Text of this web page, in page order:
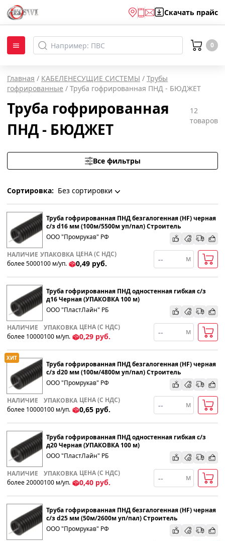
Скачать прайс
0
Главная / КАБЕЛЕНЕСУЩИЕ СИСТЕМЫ / Трубы
гофрированные / Труба гофрированная ПНД - БЮДЖЕТ
Труба гофрированная
ПНД - БЮДЖЕТ
12
товаров
Все фильтры
Сортировка: Без сортировки
Без сортировки
По наименованию
Популярности
Возрастанию цены
Убыванию цены
Труба гофрированная ПНД безгалогенная (HF) черная
с/з d16 мм (100м/5500м уп/пал) Строитель
ООО "Промрукав" РФ
НАЛИЧИЕ
более 5000
УПАКОВКА
100 м/уп.
ЦЕНА (С НДС)
0,49 руб.
м
Труба гофрированная ПНД одностенная гибкая с/з
д16 Черная (УПАКОВКА 100 м)
ООО "ПластЛайн" РБ
НАЛИЧИЕ
более 10000
УПАКОВКА
100 м/уп.
ЦЕНА (С НДС)
0,29 руб.
м
ХИТ
Труба гофрированная ПНД безгалогенная (HF) черная
с/з d20 мм (100м/4800м уп/пал) Строитель
ООО "Промрукав" РФ
НАЛИЧИЕ
более 10000
УПАКОВКА
100 м/уп.
ЦЕНА (С НДС)
0,65 руб.
м
Труба гофрированная ПНД одностенная гибкая с/з
д20 Черная (УПАКОВКА 100 м)
ООО "ПластЛайн" РБ
НАЛИЧИЕ
более 20000
УПАКОВКА
100 м/уп.
ЦЕНА (С НДС)
0,40 руб.
м
Труба гофрированная ПНД безгалогенная (HF) черная
с/з d25 мм (50м/2600м уп/пал) Строитель
ООО "Промрукав" РФ